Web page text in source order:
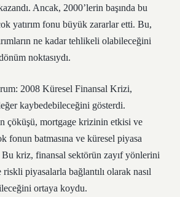
Ancak, 2000’lerin başında bu
yatırım fonu büyük zararlar etti. Bu,
ne kadar tehlikeli olabileceğini
noktasıydı.
2008 Küresel Finansal Krizi,
kaybedebileceğini gösterdi.
çöküşü, mortgage krizinin etkisi ve
fonun batmasına ve küresel piyasa
kriz, finansal sektörün zayıf yönlerini
piyasalarla bağlantılı olarak nasıl
ortaya koydu.